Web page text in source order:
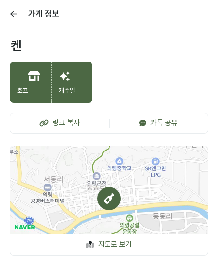
가게 정보
켄
호프 캐주얼
링크 복사 카톡 공유
지도로 보기